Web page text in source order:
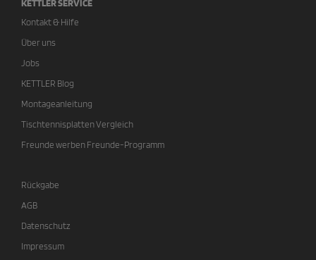
KETTLER SERVICE
Kontakt & Hilfe
Über uns
Jobs
KETTLER Blog
Montageanleitung
Tischtennisplatten Vergleich
Freunde werben Freunde-Programm
Rückgabe
AGB
Datenschutz
Impressum